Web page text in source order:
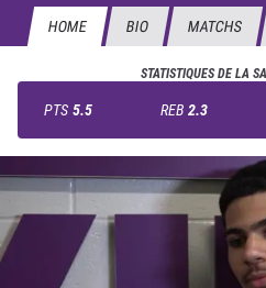
HOME BIO MATCHS
STATISTIQUES DE LA
PTS 5.5 REB 2.3